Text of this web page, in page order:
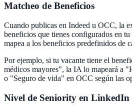
Matcheo de Beneficios
Cuando publicas en Indeed u OCC, la
beneficios que tienes configurados en
mapea a los beneficios predefinidos de
Por ejemplo, si tu vacante tiene el
médicos mayores", la IA lo mapeará a
o "Seguro de vida" en OCC según las
Nivel de Seniority en LinkedIn